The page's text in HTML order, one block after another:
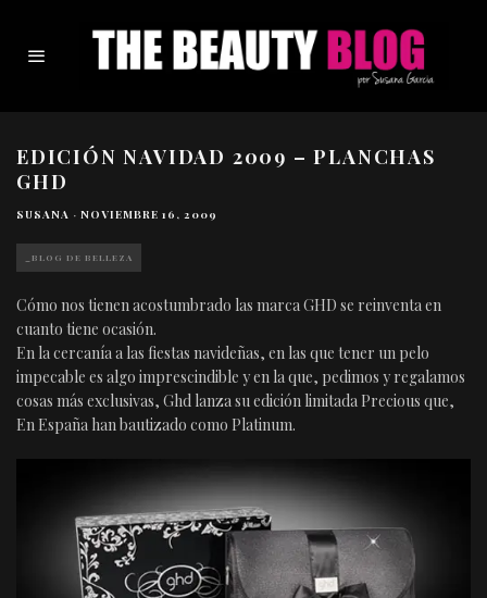
EDICIÓN NAVIDAD 2009 – PLANCHAS
GHD
SUSANA · NOVIEMBRE 16, 2009
_BLOG DE BELLEZA
Cómo nos tienen acostumbrado las marca GHD se reinventa en
cuanto tiene ocasión.
En la cercanía a las fiestas navideñas, en las que tener un pelo
impecable es algo imprescindible y en la que, pedimos y regalamos
cosas más exclusivas, Ghd lanza su edición limitada Precious que,
En España han bautizado como Platinum.